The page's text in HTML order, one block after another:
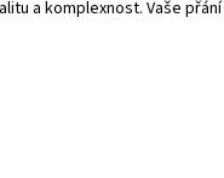
a komplexnost. Vaše